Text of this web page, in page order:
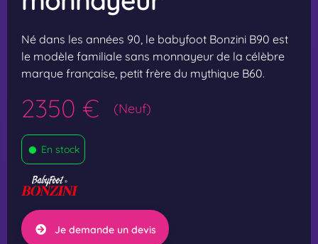
Né dans les années 90, le babyfoot Bonzini B90 est
le modèle familiale sans monnayeur de la célèbre
marque française, petit frère du mythique B60.
2350 € (Neuf)
• En stock
Je demande un devis